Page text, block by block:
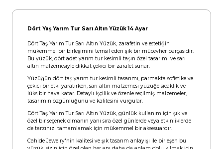
Dört Yaş Yarım Tur Sarı Altın Yüzük 14 Ayar
Dört Taş Yarım Tur Sarı Altın Yüzük, zarafetin ve estetiğin
mükemmel bir birleşimini temsil eden şık bir mücevher parçasıdır.
Bu yüzük, dört adet yarım tur kesimli taşın özel tasarımı ve sarı
altın malzemesiyle dikkat çekici bir zarafet sunar.
Yüzüğün dört taş yarım tur kesimli tasarımı, parmakta sofistike ve
çekici bir etki yaratırken, sarı altın malzemesi yüzüğe sıcaklık ve
lüks bir hava katar. Detaylı işçilik ve özenle seçilmiş malzemeler,
tasarımın özgünlüğünü ve kalitesini vurgular.
Dört Taş Yarım Tur Sarı Altın Yüzük, günlük kullanım için şık ve
özel bir seçenek olmanın yanı sıra özel günlerde veya etkinliklerde
de tarzınızı tamamlamak için mükemmel bir aksesuardır.
Cahide Jewelry'nin kalitesi ve şık tasarım anlayışı ile birleşen bu